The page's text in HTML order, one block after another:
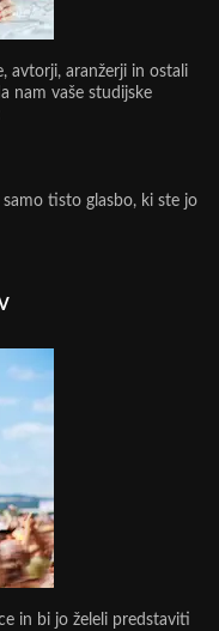
avtorji, aranžerji in ostali
nam vaše studijske
tisto glasbo, ki ste jo
in bi jo želeli predstaviti